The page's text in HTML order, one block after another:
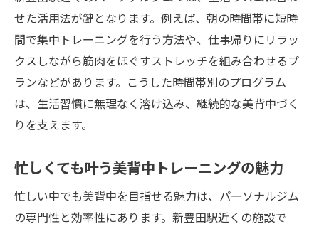
せた活用法が鍵となります。例えば、朝の時間帯に短時
間で集中トレーニングを行う方法や、仕事帰りにリラッ
クスしながら筋肉をほぐすストレッチを組み合わせるプ
ランなどがあります。こうした時間帯別のプログラム
は、生活習慣に無理なく溶け込み、継続的な美背中づく
りを支えます。
忙しくても叶う美背中トレーニングの魅力
忙しい中でも美背中を目指せる魅力は、パーソナルジム
の専門性と効率性にあります。新豊田駅近くの施設で